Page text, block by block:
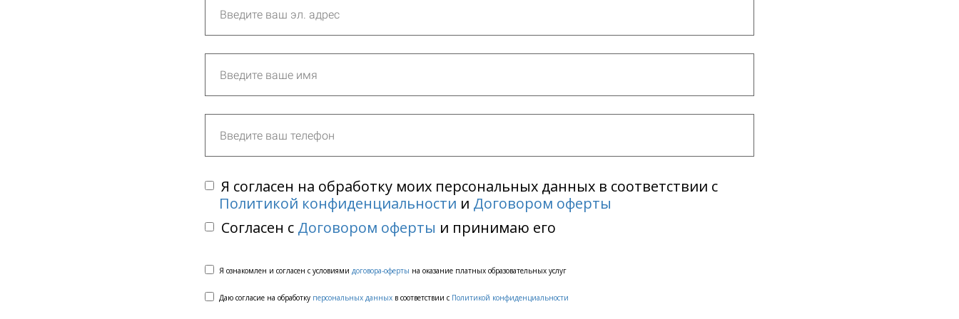
Я согласен на обработку моих персональных данных в соответствии с
Политикой конфиденциальности и Договором оферты
Согласен с Договором оферты и принимаю его
Я ознакомлен и согласен с условиями договора-оферты на оказание платных образовательных услуг
Даю согласие на обработку персональных данных в соответствии с Политикой конфиденциальности